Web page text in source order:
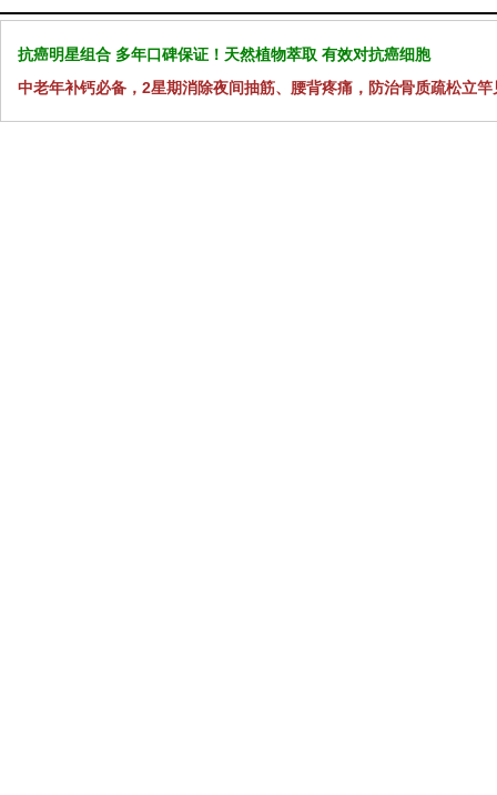
抗癌明星组合 多年口碑保证！天然植物萃取 有效对抗癌细胞
中老年补钙必备，2星期消除夜间抽筋、腰背疼痛，防治骨质疏松立竿